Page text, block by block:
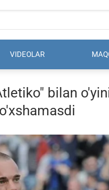
VIDEOLAR
bilan